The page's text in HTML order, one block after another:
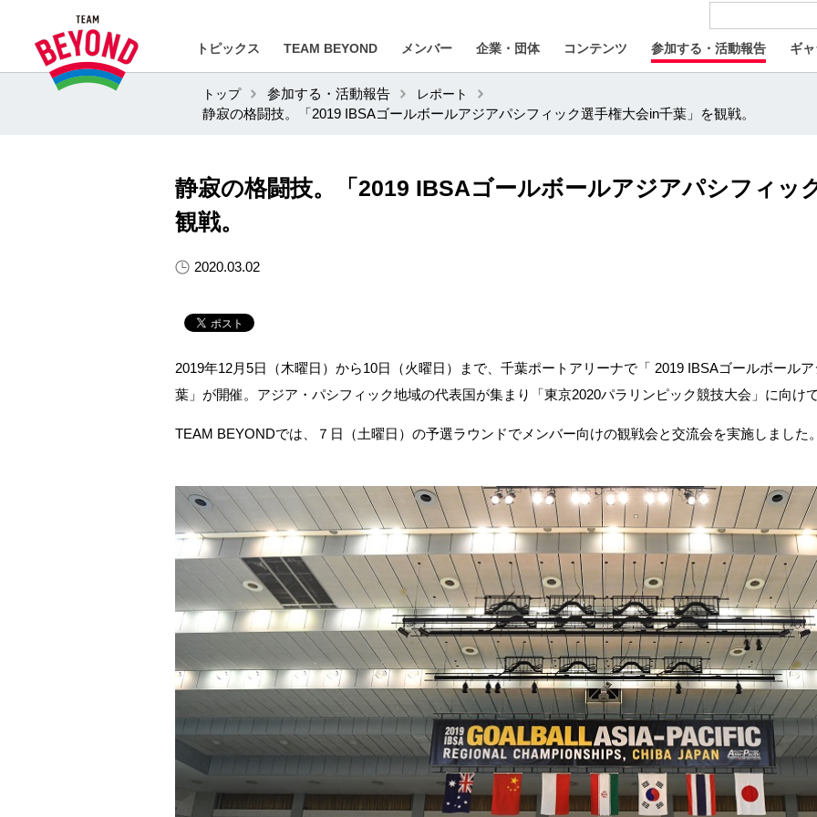
トピックス TEAM BEYOND メンバー 企業・団体 コンテンツ 参加する・活動報告 ギ
トップ 参加する・活動報告
レポート
静寂の格闘技。「2019 IBSAゴールボールアジアパシフィック選手権大会in千葉」を観戦。
静寂の格闘技。「2019 IBSAゴールボールアジアパシフィッ
観戦。
2020.03.02
2019年12月 5日（木曜日）から10日（火曜日）まで、千葉ポートアリーナで「 2019 IBSAゴールボール
葉」が開催。アジア・パシフィック地域の代表国が集まり「東京2020パラリンピック競技大会」に向け
TEAM BEYONDでは、７日（土曜日）の予選ラウンドでメンバー向けの観戦会と交流会を実施しました